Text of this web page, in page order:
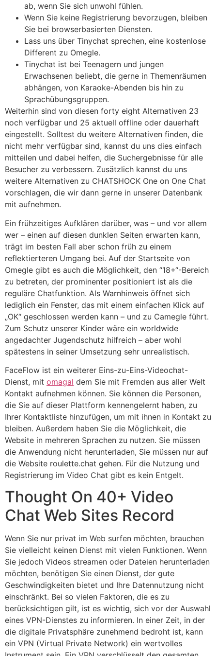
ab, wenn Sie sich unwohl fühlen.
Wenn Sie keine Registrierung bevorzugen, bleiben
Sie bei browserbasierten Diensten.
Lass uns über Tinychat sprechen, eine kostenlose
Different zu Omegle.
Tinychat ist bei Teenagern und jungen
Erwachsenen beliebt, die gerne in Themenräumen
abhängen, von Karaoke-Abenden bis hin zu
Sprachübungsgruppen.
Weiterhin sind von diesen forty eight Alternativen 23
noch verfügbar und 25 aktuell offline oder dauerhaft
eingestellt. Solltest du weitere Alternativen finden, die
nicht mehr verfügbar sind, kannst du uns dies einfach
mitteilen und dabei helfen, die Suchergebnisse für alle
Besucher zu verbessern. Zusätzlich kannst du uns
weitere Alternativen zu CHATSHOCK One on One Chat
vorschlagen, die wir dann gerne in unserer Datenbank
mit aufnehmen.
Ein frühzeitiges Aufklären darüber, was – und vor allem
wer – einen auf diesen dunklen Seiten erwarten kann,
trägt im besten Fall aber schon früh zu einem
reflektierteren Umgang bei. Auf der Startseite von
Omegle gibt es auch die Möglichkeit, den “18+“-Bereich
zu betreten, der prominenter positioniert ist als die
reguläre Chatfunktion. Als Warnhinweis öffnet sich
lediglich ein Fenster, das mit einem einfachen Klick auf
„OK“ geschlossen werden kann – und zu Camegle führt.
Zum Schutz unserer Kinder wäre ein worldwide
angedachter Jugendschutz hilfreich – aber wohl
spätestens in seiner Umsetzung sehr unrealistisch.
FaceFlow ist ein weiterer Eins-zu-Eins-Videochat-
Dienst, mit omagal dem Sie mit Fremden aus aller Welt
Kontakt aufnehmen können. Sie können die Personen,
die Sie auf dieser Plattform kennengelernt haben, zu
Ihrer Kontaktliste hinzufügen, um mit ihnen in Kontakt zu
bleiben. Außerdem haben Sie die Möglichkeit, die
Website in mehreren Sprachen zu nutzen. Sie müssen
die Anwendung nicht herunterladen, Sie müssen nur auf
die Website roulette.chat gehen. Für die Nutzung und
Registrierung im Video Chat gibt es kein Entgelt.
Thought On 40+ Video
Chat Web Sites Record
Wenn Sie nur privat im Web surfen möchten, brauchen
Sie vielleicht keinen Dienst mit vielen Funktionen. Wenn
Sie jedoch Videos streamen oder Dateien herunterladen
möchten, benötigen Sie einen Dienst, der gute
Geschwindigkeiten bietet und Ihre Datennutzung nicht
einschränkt. Bei so vielen Faktoren, die es zu
berücksichtigen gilt, ist es wichtig, sich vor der Auswahl
eines VPN-Dienstes zu informieren. In einer Zeit, in der
die digitale Privatsphäre zunehmend bedroht ist, kann
ein VPN (Virtual Private Network) ein wertvolles